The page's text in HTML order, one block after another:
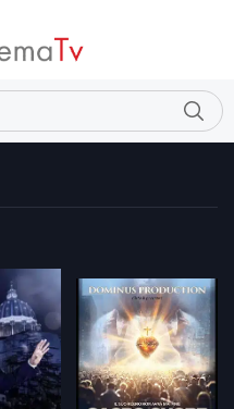
Ispirazione Cristiana